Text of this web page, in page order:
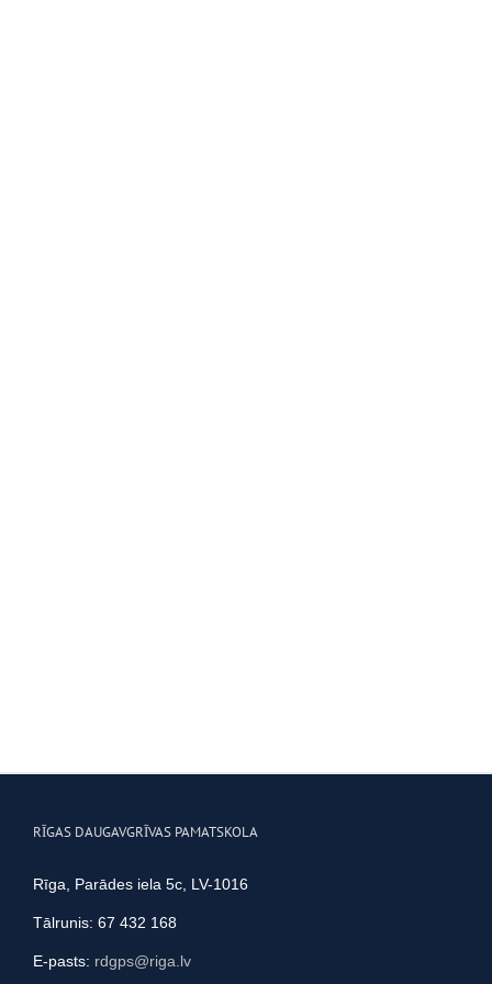
RĪGAS DAUGAVGRĪVAS PAMATSKOLA
Rīga, Parādes iela 5c, LV-1016
Tālrunis: 67 432 168
E-pasts: rdgps@riga.lv